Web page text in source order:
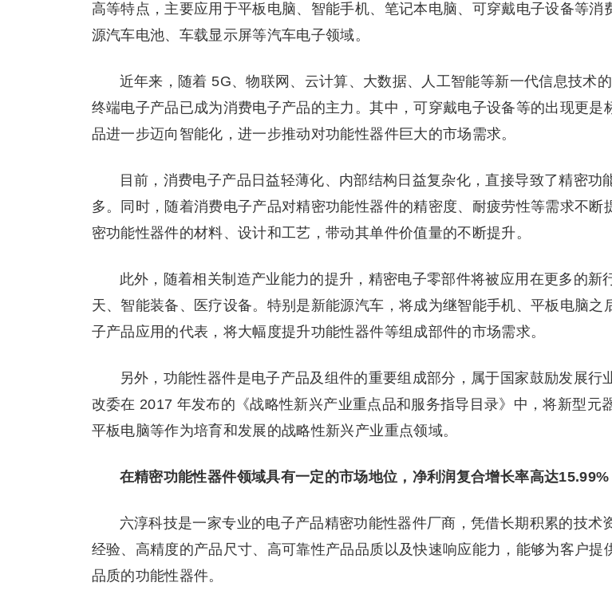
高等特点，主要应用于平板电脑、智能手机、笔记本电脑、可穿戴电子设备等消
源汽车电池、车载显示屏等汽车电子领域。
近年来，随着 5G、物联网、云计算、大数据、人工智能等新一代信息技术
终端电子产品已成为消费电子产品的主力。其中，可穿戴电子设备等的出现更是
品进一步迈向智能化，进一步推动对功能性器件巨大的市场需求。
目前，消费电子产品日益轻薄化、内部结构日益复杂化，直接导致了精密功
多。同时，随着消费电子产品对精密功能性器件的精密度、耐疲劳性等需求不断
密功能性器件的材料、设计和工艺，带动其单件价值量的不断提升。
此外，随着相关制造产业能力的提升，精密电子零部件将被应用在更多的新
天、智能装备、医疗设备。特别是新能源汽车，将成为继智能手机、平板电脑之
子产品应用的代表，将大幅度提升功能性器件等组成部件的市场需求。
另外，功能性器件是电子产品及组件的重要组成部分，属于国家鼓励发展行
改委在 2017 年发布的《战略性新兴产业重点品和服务指导目录》中，将新型元
平板电脑等作为培育和发展的战略性新兴产业重点领域。
在精密功能性器件领域具有一定的市场地位，净利润复合增长率高达15.99%
六淳科技是一家专业的电子产品精密功能性器件厂商，凭借长期积累的技术
经验、高精度的产品尺寸、高可靠性产品品质以及快速响应能力，能够为客户提
品质的功能性器件。